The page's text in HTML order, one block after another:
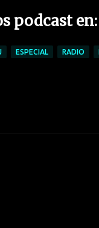
podcast en:
ESPECIAL RADIO